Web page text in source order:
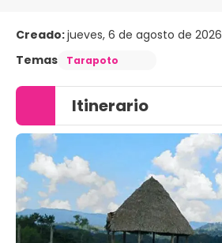
Creado:jueves, 6 de agosto de 2026
Temas
Tarapoto
Itinerario